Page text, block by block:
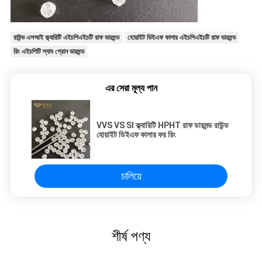
রাউন্ড এসআই ক্ল্যারিটি এইচপিএইচটি রাফ ডায়মন্ড
হোয়াইট ডিইএফ কালার এইচপিএইচটি রাফ ডায়মন্ড
রিং এইচপিটি ল্যাব গ্রোন ডায়মন্ড
এর সেরা মূল্য পান
VVS VS SI ক্ল্যারিটি HPHT রাফ ডায়মন্ড রাউন্ড
হোয়াইট ডিইএফ কালার ফর রিং
চালিয়ে
শীর্ষ পণ্য